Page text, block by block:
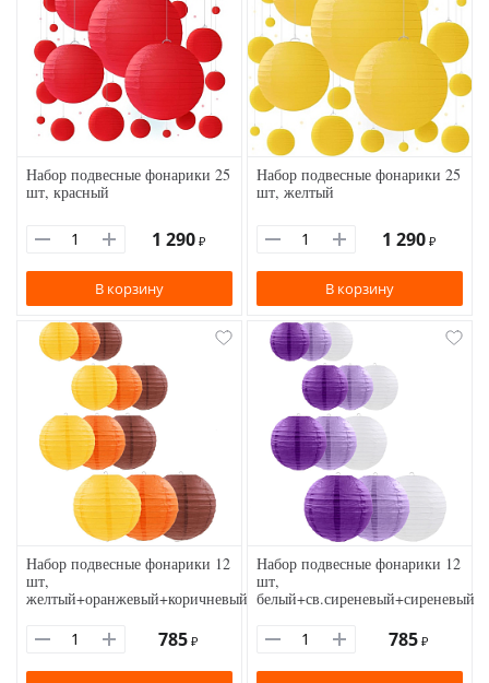
Набор подвесные фонарики 25
шт, красный
1 290 ₽
В корзину
Набор подвесные фонарики 25
шт, желтый
1 290 ₽
В корзину
Набор подвесные фонарики 12
шт,
желтый+оранжевый+коричневый
785 ₽
Набор подвесные фонарики 12
шт,
белый+св.сиреневый+сиреневый
785 ₽